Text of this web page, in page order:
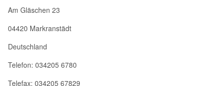
Am Gläschen 23
04420 Markranstädt
Deutschland
Telefon: 034205 6780
Telefax: 034205 67829